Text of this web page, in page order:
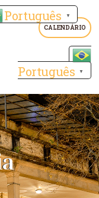
CALENDÁRIO
Português ▼
Português ▼